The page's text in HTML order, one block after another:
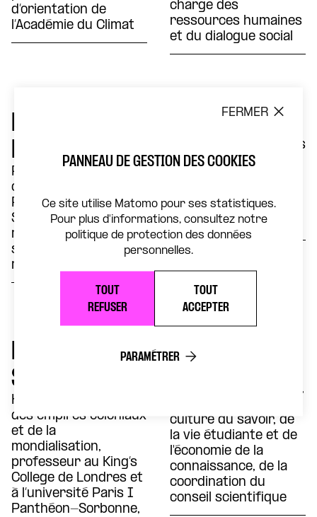
d’orientation de
l’Académie du Climat
charge des
ressources humaines
et du dialogue social
Dominique
Rousseau
Professeur de droit
constitutionnel à
Paris 1 Panthéon-
Sorbonne, ancien
membre du Conseil
supérieur de la
magistrature
Élise Roy
Chargée des rapports
avec le monde de la
secrétariat général
de la CFDT
Pierre
Singaravélou
Historien spécialiste
des empires coloniaux
et de la
mondialisation,
professeur au King’s
College de Londres et
à l’université Paris I
Panthéon-Sorbonne,
Mélody Tonolli
charge de l'université,
culture du savoir, de
la vie étudiante et de
l'économie de la
connaissance, de la
coordination du
conseil scientifique
FERMER
PANNEAU DE GESTION DES COOKIES
Ce site utilise Matomo pour ses statistiques.
Pour plus d'informations, consultez notre
politique de protection des données
personnelles.
TOUT
REFUSER
TOUT
ACCEPTER
PARAMÉTRER